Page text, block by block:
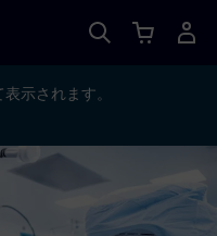
示されます。